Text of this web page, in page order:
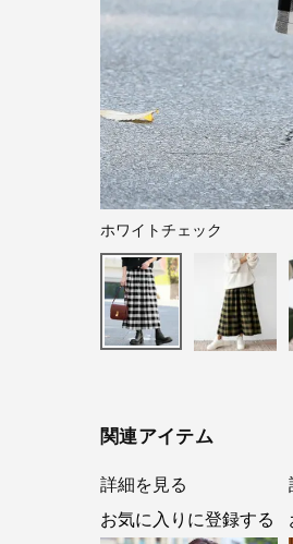
ホワイトチェック
関連アイテム
詳細を見る
お気に入りに登録する